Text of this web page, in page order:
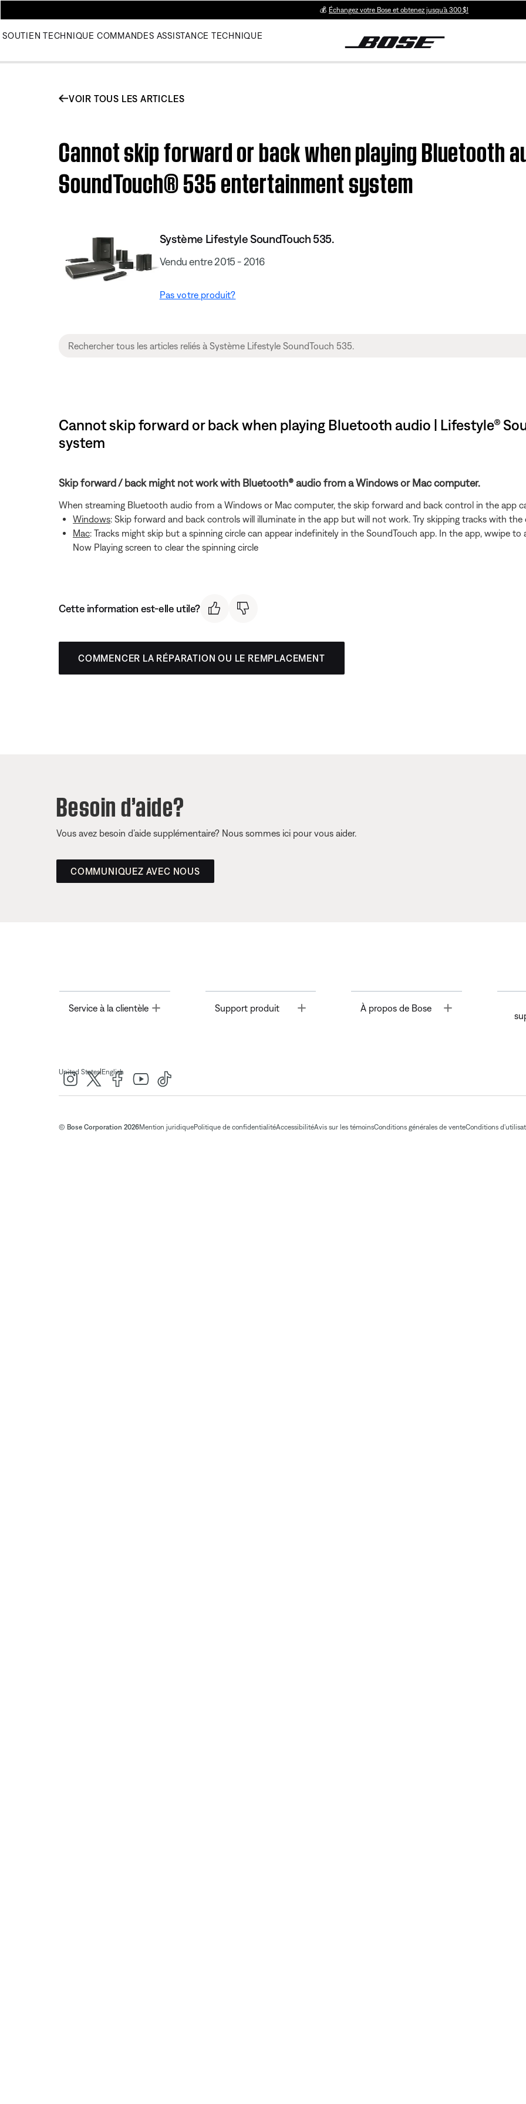
💰 Échangez votre Bose et obtenez jusqu’à 300 $!
SOUTIEN TECHNIQUE COMMANDES ASSISTANCE TECHNIQUE
VOIR TOUS LES ARTICLES
Cannot skip forward or back when playing Bluetooth
SoundTouch® 535 entertainment system
Système Lifestyle SoundTouch 535.
Vendu entre 2015 - 2016
Pas votre produit?
Cannot skip forward or back when playing Bluetooth audio | Lifestyle®
system
Skip forward / back might not work with Bluetooth® audio from a Windows or Mac computer.
When streaming Bluetooth audio from a Windows or Mac computer, the skip forward and back control in the app
Windows: Skip forward and back controls will illuminate in the app but will not work. Try skipping tracks with
Mac: Tracks might skip but a spinning circle can appear indefinitely in the SoundTouch app. In the app, wwipe
Now Playing screen to clear the spinning circle
Cette information est-elle utile?
COMMENCER LA RÉPARATION OU LE REMPLACEMENT
Besoin d’aide?
Vous avez besoin d’aide supplémentaire? Nous sommes ici pour vous aider.
COMMUNIQUEZ AVEC NOUS
Service à la clientèle Toggle Support produit À propos de Bose Toggle
United States| English
© Bose Corporation 2026Mention juridiquePolitique de confidentialitéAccessibilitéAvis sur les témoinsConditions générales de venteConditions